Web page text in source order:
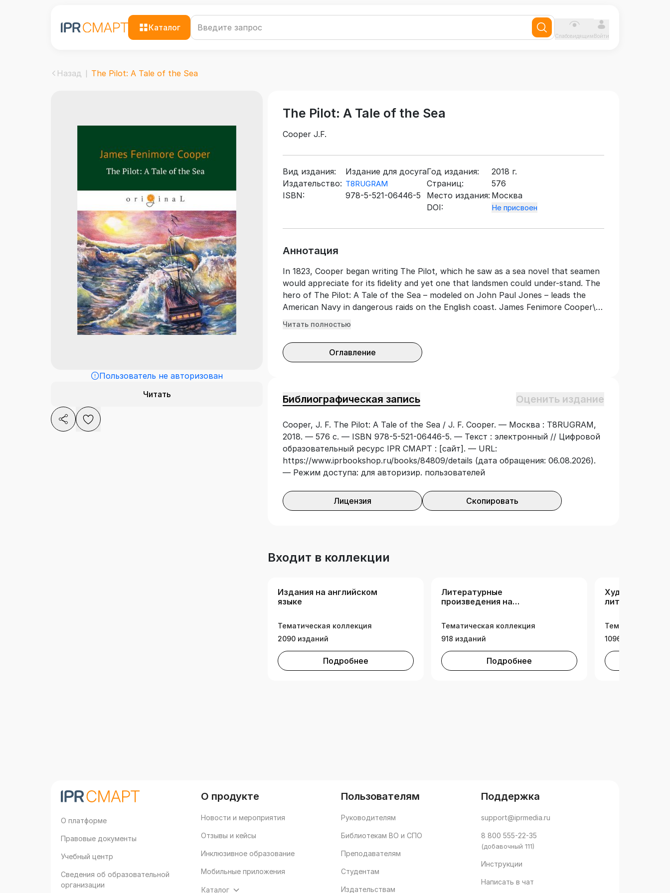
Каталог
СлабовидящимВойти
Назад The Pilot: A Tale of the Sea
Пользователь не авторизован
Читать
The Pilot: A Tale of the Sea
Cooper J.F.
Вид издания:
Издание для досуга
Издательство: T8RUGRAM
ISBN: 978-5-521-06446-5
Год издания:
2018 г.
Страниц:
576
Место издания: Москва
DOI:
Не присвоен
Аннотация
In 1823, Cooper began writing The Pilot, which he saw as a sea novel that seamen
would appreciate for its ﬁdelity and yet one that landsmen could under-stand. The
hero of The Pilot: A Tale of the Sea – modeled on John Paul Jones – leads the
American Navy in dangerous raids on the English coast. James Fenimore Cooper\'s
fourth novelhelped start the genre of sea novels.
Читать полностью
Оглавление
Библиографическая запись Оценить издание
Cooper, J. F. The Pilot: A Tale of the Sea / J. F. Cooper. — Москва : T8RUGRAM,
2018. — 576 с. — ISBN 978-5-521-06446-5. — Текст : электронный // Цифровой
образовательный ресурс IPR СМАРТ : [сайт]. — URL:
https://www.iprbookshop.ru/books/84809/details (дата обращения: 06.08.2026).
— Режим доступа: для авторизир. пользователей
Лицензия Скопировать
Входит в коллекции
Издания на английском
языке
Тематическая коллекция
2090 изданий
Подробнее
Литературные
произведения на
Тематическая коллекция
918 изданий
Подробнее
литература
Тематическая
1096 изданий
О платформе
Правовые документы
Учебный центр
Сведения об образовательной
организации
О продукте
Новости и мероприятия
Отзывы и кейсы
Инклюзивное образование
Мобильные приложения
Каталог
Пользователям
Руководителям
Библиотекам ВО и СПО
Преподавателям
Студентам
Издательствам
Поддержка
support@iprmedia.ru
8 800 555-22-35
(добавочный 111)
Инструкции
Написать в чат